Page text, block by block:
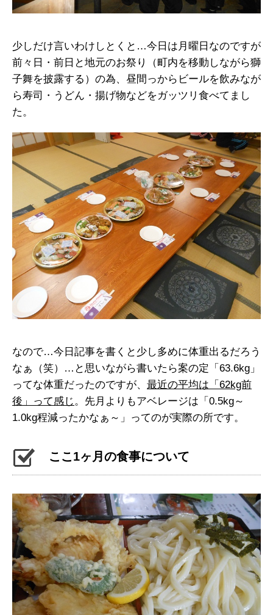
少しだけ言いわけしとくと…今日は月曜日なのですが
前々日・前日と地元のお祭り（町内を移動しながら獅
子舞を披露する）の為、昼間っからビールを飲みなが
ら寿司・うどん・揚げ物などをガッツリ食べてまし
た。
なので…今日記事を書くと少し多めに体重出るだろう
なぁ（笑）…と思いながら書いたら案の定「63.6kg」
ってな体重だったのですが、 最近の平均は「62kg前
後」って感じ。先月よりもアベレージは「0.5kg～
1.0kg程減ったかなぁ～」ってのが実際の所です。
ここ1ヶ月の食事について